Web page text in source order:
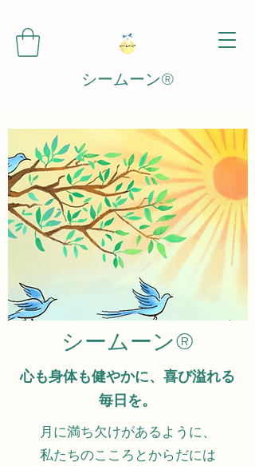
シームーン®️
シームーン®️
心も身体も健やかに、喜び溢れる
毎日を。
月に満ち欠けがあるように、
私たちのこころとからだには